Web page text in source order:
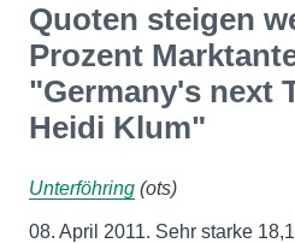
Quoten steigen
Prozent
"Germany's next
Heidi Klum"
Unterföhring (ots)
08. April 2011. Sehr starke